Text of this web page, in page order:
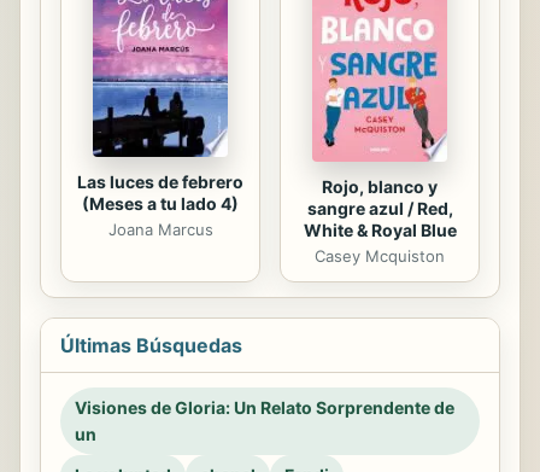
Las luces de febrero
(Meses a tu lado 4)
Joana Marcus
Rojo, blanco y
sangre azul / Red,
White & Royal Blue
Casey Mcquiston
Últimas Búsquedas
Visiones de Gloria: Un Relato Sorprendente de
un